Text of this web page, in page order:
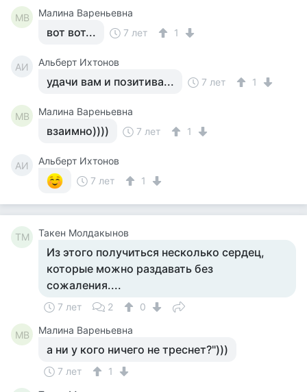
МВ Малина Вареньевна
вот вот... 7 лет 1
АИ Альберт Ихтонов
удачи вам и позитива... 7 лет 1
МВ Малина Вареньевна
взаимно)))) 7 лет 1
АИ
Альберт Ихтонов
7 лет
1
ТМ Такен Молдакынов
Из этого получиться несколько сердец,
которые можно раздавать без
сожаления....
7 лет 2 0
МВ Малина Вареньевна
а ни у кого ничего не треснет?")))
7 лет
1